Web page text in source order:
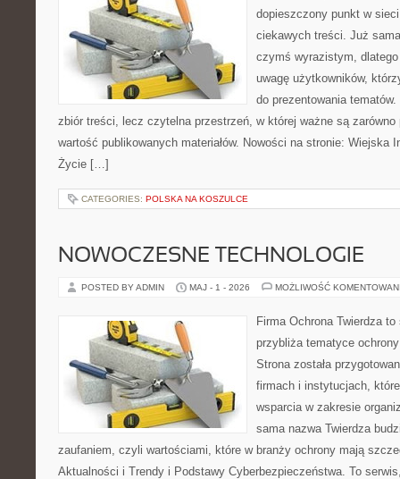
dopieszczony punkt w
ciekawych treści. Już
czymś wyrazistym,
uwagę użytkowników,
do prezentowania
zbiór treści, lecz czytelna przestrzeń, w której ważne są zarówno
wartość publikowanych materiałów. Nowości na stronie: Wiejska
Życie […]
CATEGORIES: POLSKA NA KOSZULCE
NOWOCZESNE TECHNOLOGIE
POSTED BY ADMIN MAJ - 1 - 2026 MOŻLIWOŚĆ
Firma Ochrona Twierdza
przybliża tematyce
Strona została
firmach i instytucjach,
wsparcia w zakresie
sama nazwa Twierdza
zaufaniem, czyli wartościami, które w branży ochrony mają
Aktualności i Trendy i Podstawy Cyberbezpieczeństwa. To